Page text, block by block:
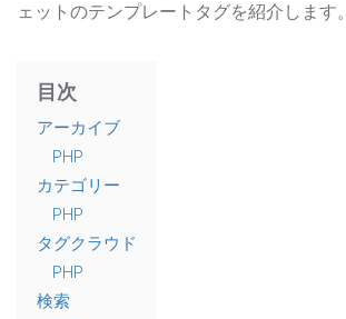
ェットのテンプレートタグを紹介します。
目次
アーカイブ
PHP
カテゴリー
PHP
タグクラウド
PHP
検索